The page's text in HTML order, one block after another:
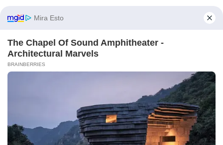
Amigos que decían que debía ocuparme de mis
Parientes lejanos que creían que “los problemas
matrimoniales deben permanecer privados”.
Escuché cortésmente y luego los ignoré por
Porque he visto lo que hace el silencio.